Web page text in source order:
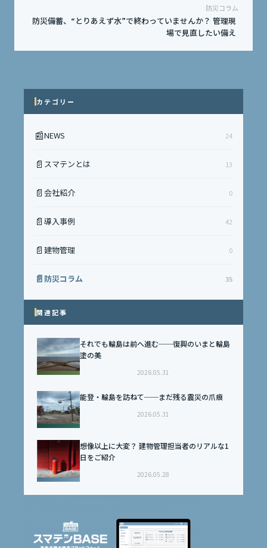
防災コラム
防災備蓄、“とりあえず水”で終わっていませんか？ 管理現
場で見直したい備え
カテゴリー
📰NEWS 24
📄 スマテンとは 13
📄 会社紹介 0
📄 導入事例 42
📄 建物管理 0
📄 防災コラム 35
関連記事
それでも輪島は前へ進む──復興のいまと輪島
塗の美
2026.05.31
能登・輪島を訪ねて──まだ残る震災の爪痕
2026.05.31
想像以上に大変？ 建物管理担当者のリアルな1
日をご紹介
2026.05.28